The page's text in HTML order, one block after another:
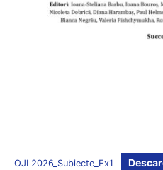
OJL2026_Subiecte_Ex1